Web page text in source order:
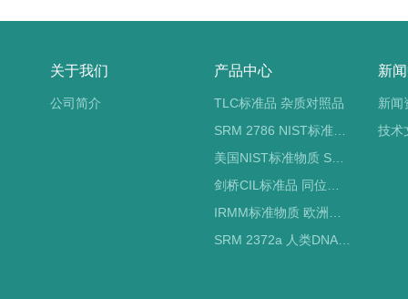
关于我们
公司简介
产品中心
TLC标准品 杂质对照品
SRM 2786 NIST标准物质 PM2.5标准品
美国NIST标准物质 SRM标准品
SRM 2372a 人类DNA定量标准品 NIST标准物质
新
新闻
技术